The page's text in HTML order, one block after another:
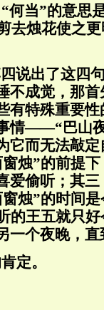
何当”的意思
去烛花使之
说出了这四
成觉，那首
有特殊重要
情——“巴山
它而无法敲
烛”的前提
爱偷听；其
烛”的时间
的王五就只
一个夜晚，
定。